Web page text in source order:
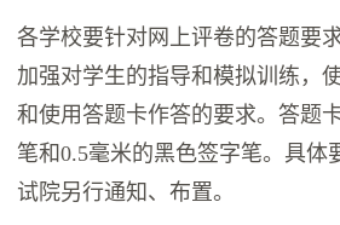
各学校要针对网上评卷的答题要
加强对学生的指导和模拟训练，
和使用答题卡作答的要求。答题
笔和0.5毫米的黑色签字笔。具体
试院另行通知、布置。